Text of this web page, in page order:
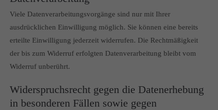
Viele Datenverarbeitungsvorgänge sind nur mit Ihrer
ausdrücklichen Einwilligung möglich. Sie können eine bereits
erteilte Einwilligung jederzeit widerrufen. Die Rechtmäßigkeit
der bis zum Widerruf erfolgten Datenverarbeitung bleibt vom
Widerruf unberührt.
Widerspruchsrecht gegen die Datenerhebung
in besonderen Fällen sowie gegen